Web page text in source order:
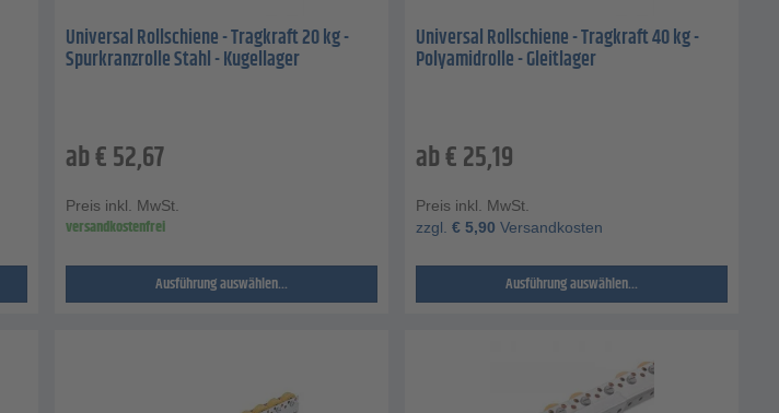
Universal Rollschiene - Tragkraft 20 kg -
Spurkranzrolle Stahl - Kugellager
ab€52,67
Preis inkl. MwSt.
versandkostenfrei
Ausführung auswählen...
Universal Rollschiene - Tragkraft 40 kg -
Polyamidrolle - Gleitlager
ab€25,19
Preis inkl. MwSt.
zzgl. € 5,90 Versandkosten
Ausführung auswählen...